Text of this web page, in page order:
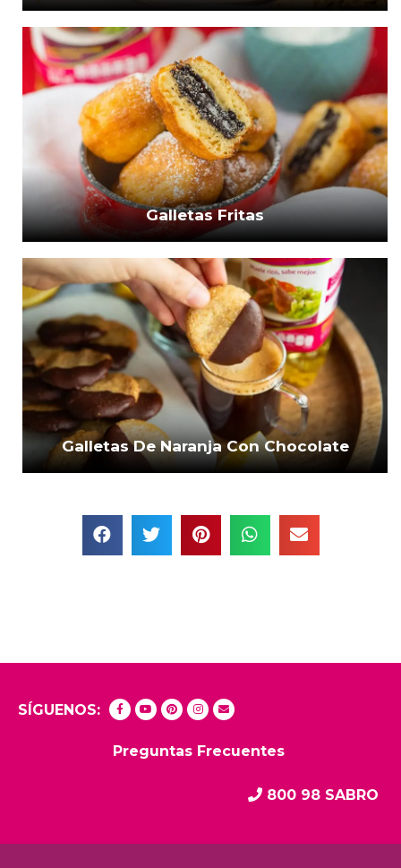
Galletas Fritas
Galletas De Naranja Con Chocolate
SÍGUENOS:
Preguntas Frecuentes
800 98 SABRO